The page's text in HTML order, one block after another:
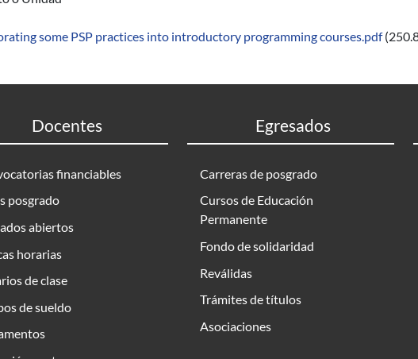
some PSP practices into introductory programming courses.pdf
Docentes
financiables
posgrado
abiertos
horarias
de clase
de sueldo
Egresados
Carreras de posgrado
Cursos de Educación
Permanente
Fondo de solidaridad
Reválidas
Trámites de títulos
Asociaciones